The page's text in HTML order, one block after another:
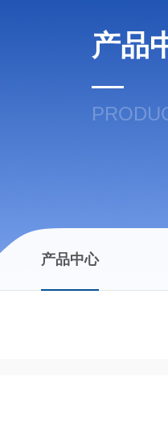
产品
产品中心